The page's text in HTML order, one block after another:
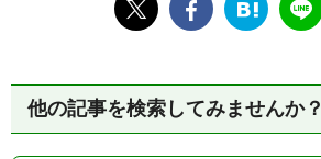
他の記事を検索してみませんか？